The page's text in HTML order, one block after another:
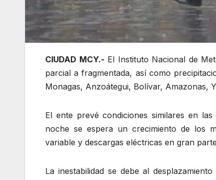
CIUDAD MCY.- El Instituto Nacional de
parcial a fragmentada, así como
Monagas, Anzoátegui, Bolívar, Amazonas,
El ente prevé condiciones similares en
noche se espera un crecimiento de los
variable y descargas eléctricas en gran
La inestabilidad se debe al